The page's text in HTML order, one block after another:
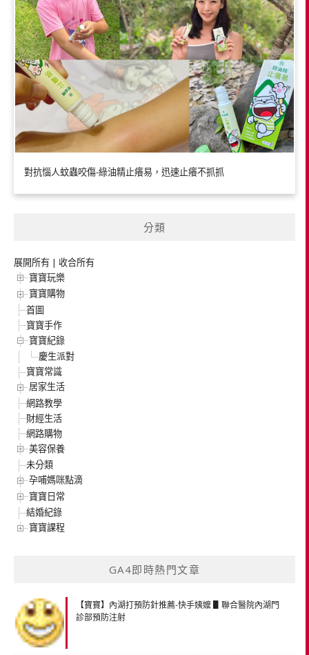
對抗惱人蚊蟲咬傷-綠油精止癢易，迅速止癢不抓抓
分類
展開所有 | 收合所有
寶寶玩樂
寶寶購物
首圖
寶寶手作
寶寶紀錄
慶生派對
寶寶常識
居家生活
網路教學
財經生活
網路購物
美容保養
未分類
孕哺媽咪點滴
寶寶日常
結婚紀錄
寶寶課程
GA4即時熱門文章
【寶寶】內湖打預防針推薦-快手姨嬤 ▋聯合醫院內湖門
診部預防注射